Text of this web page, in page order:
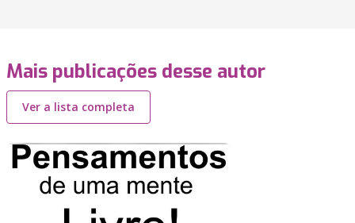
Mais publicações desse autor
Ver a lista completa